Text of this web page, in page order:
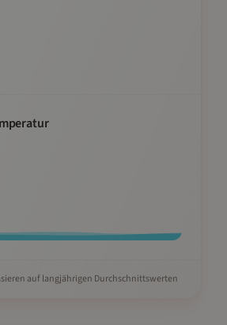
auf langjährigen Durchschnittswerten